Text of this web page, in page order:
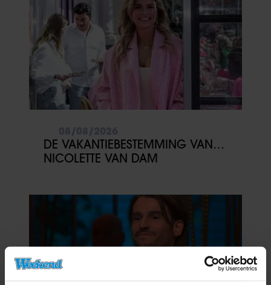
DE VAKANTIEBESTEMMING VAN…
NICOLETTE VAN DAM